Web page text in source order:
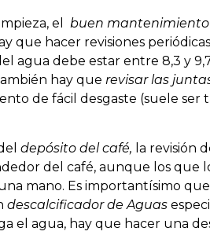
el buen mantenimiento
que hacer revisiones
agua debe estar entre 8,3 y
hay que revisar las
de fácil desgaste (suele ser
depósito del café, la revisión
del café, aunque los que
mano. Es importantísimo
descalcificador de Aguas
el agua, hay que hacer una